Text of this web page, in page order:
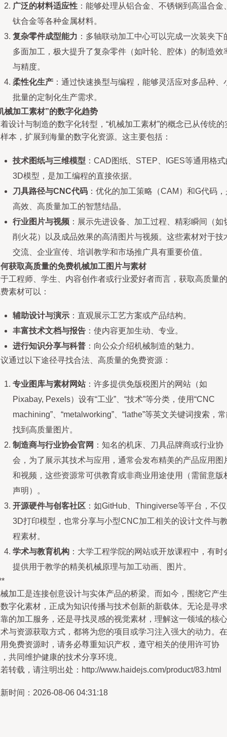
广泛的材料适应性 ：能够处理从铝合金、不锈钢到高温合金
钛合金等各种金属材料。
复杂零件成型能力 ：多轴联动加工中心可以完成一次装夹下
多面加工，极大提升了复杂零件（如叶轮、腔体）的制造效
与精度。
柔性化生产 ：通过快速换型与编程，能够灵活应对多品种、
批量的定制化生产需求。
械加工素材”的数字化趋势
设计与制造的数字化转型，“机械加工素材”的概念已从传统的
本，扩展到海量的数字化资源。这主要包括：
技术图纸与三维模型 ：CAD图纸、STEP、IGES等通用格
3D模型，是加工编程的直接依据。
刀具路径与CNC代码 ：优化的加工策略（CAM）和G代码
高效、高质量加工的智慧结晶。
行业图片与视频 ：展示先进设备、加工过程、精彩瞬间（如
削火花）以及成品效果的高清图片与视频。这些素材对于技
交流、企业宣传、培训教学和市场推广具有重要价值。
获取高质量的免费机械加工图片与素材
工程师、学生、内容创作者或行业爱好者而言，获取高质量的
素材可以：
辅助设计与演示 ：直观展示工艺方案或产品结构。
丰富技术文档与报告 ：使内容更加生动、专业。
进行知识分享与科普 ：向公众介绍机械制造的魅力。
通过以下途径寻找合法、高质量的免费资源：
专业图库与素材网站：许多提供免版税图片的网站（如
Pixabay, Pexels）设有“工业”、“技术”等分类，使用“CNC
machining”、“metalworking”、“lathe”等英文关键词搜索，
找到高质量图片。
制造商与行业协会官网 ：知名的机床、刀具品牌商或行业协
会，为了展示其技术与应用，通常会发布精美的产品应用图
和视频，这些资源常可供教育或非商业用途使用（需留意版
声明）。
开源硬件与创客社区 ：如GitHub、Thingiverse等平台，不
3D打印模型，也常分享与小型CNC加工相关的设计文件与
程素材。
学术与教育机构 ：大学工程学院的网站或开放课程中，有时
提供用于教学的精美机械原理与加工动画、图片。
加工是连接创意设计与实体产品的桥梁。而如今，围绕它产生
字化素材，正成为知识传播与技术创新的新载体。无论是寻求
的加工服务，还是寻找灵感的视觉素材，理解这一领域的核心
与资源获取方式，都将为您的项目或学习注入强大的动力。在
免费资源时，请务必尊重知识产权，遵守相关的使用许可协
共同维护健康的技术分享环境。
转载，请注明出处：http://www.haidejs.com/product/83.html
时间：2026-08-06 04:31:18